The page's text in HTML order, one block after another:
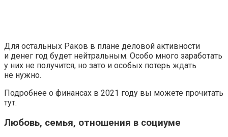
Для остальных Раков в плане деловой активности
и денег год будет нейтральным. Особо много заработать
у них не получится, но зато и особых потерь ждать
не нужно.
Подробнее о финансах в 2021 году вы можете прочитать
тут.
Любовь, семья, отношения в социуме